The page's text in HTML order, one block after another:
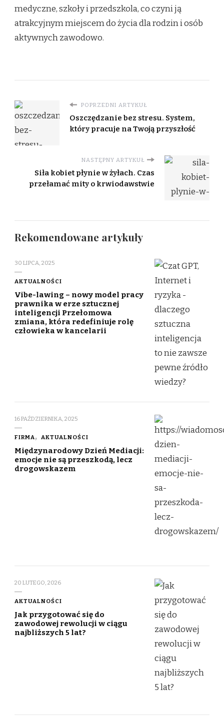
medyczne, szkoły i przedszkola, co czyni ją
atrakcyjnym miejscem do życia dla rodzin i osób
aktywnych zawodowo.
POPRZEDNI ARTYKUŁ
Oszczędzanie bez stresu. System,
który pracuje na Twoją przyszłość
NASTĘPNY ARTYKUŁ
Siła kobiet płynie w żyłach. Czas
przełamać mity o krwiodawstwie
Rekomendowane artykuły
30 LIPCA, 2025
AKTUALNOŚCI
Vibe-lawing – nowy model pracy
prawnika w erze sztucznej
inteligencji Przełomowa
zmiana, która redefiniuje rolę
człowieka w kancelarii
16 PAŹDZIERNIKA, 2025
FIRMA AKTUALNOŚCI
Międzynarodowy Dzień Mediacji:
emocje nie są przeszkodą, lecz
drogowskazem
20 LUTEGO, 2026
AKTUALNOŚCI
Jak przygotować się do
zawodowej rewolucji w ciągu
najbliższych 5 lat?